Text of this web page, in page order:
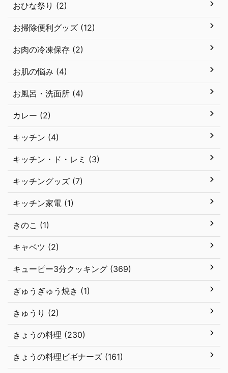
おひな祭り (2)
お掃除便利グッズ (12)
お肉の冷凍保存 (2)
お肌の悩み (4)
お風呂・洗面所 (4)
カレー (2)
キッチン (4)
キッチン・ド・レミ (3)
キッチングッズ (7)
キッチン家電 (1)
きのこ (1)
キャベツ (2)
キューピー3分クッキング (369)
ぎゅうぎゅう焼き (1)
きゅうり (2)
きょうの料理 (230)
きょうの料理ビギナーズ (161)